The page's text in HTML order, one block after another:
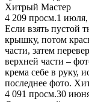
Хитрый Мастер
4 209 просм.1
Если взять пустой
крышку, потом
части, затем
верхней части –
крема себе в руку,
последнее фото.
4 091 просм.30